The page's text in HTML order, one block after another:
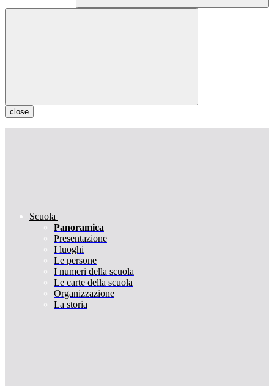
close
Scuola
Panoramica
Presentazione
I luoghi
Le persone
I numeri della scuola
Le carte della scuola
Organizzazione
La storia